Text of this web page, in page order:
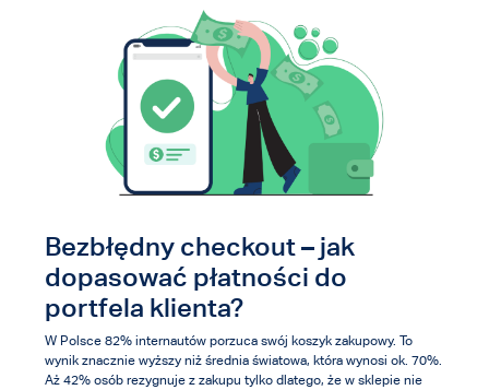
Bezbłędny checkout – jak
dopasować płatności do
portfela klienta?
W Polsce 82% internautów porzuca swój koszyk zakupowy. To
wynik znacznie wyższy niż średnia światowa, która wynosi ok. 70%.
Aż 42% osób rezygnuje z zakupu tylko dlatego, że w sklepie nie